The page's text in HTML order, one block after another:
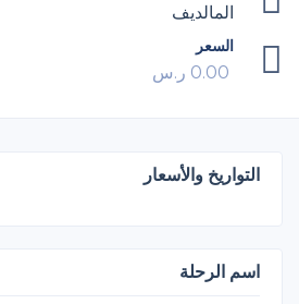
المالديف
السعر
0.00 ر.س
اسم الرحلة
التواريخ والأسعار